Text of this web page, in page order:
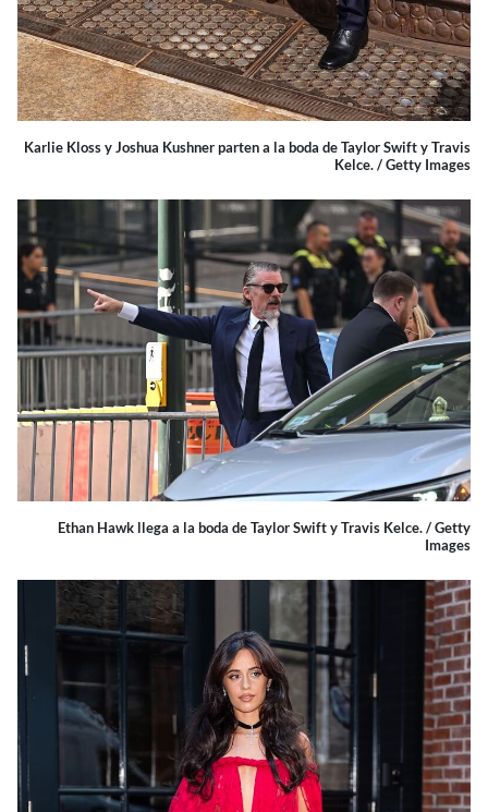
Karlie Kloss y Joshua Kushner parten a la boda de Taylor Swift y Travis
Kelce. / Getty Images
Ethan Hawk llega a la boda de Taylor Swift y Travis Kelce. / Getty
Images